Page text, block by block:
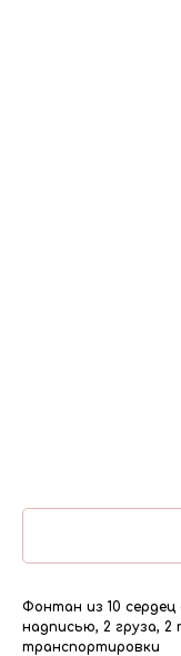
Фонтан из 10
надписью, 2 груза, 2
транспортировки